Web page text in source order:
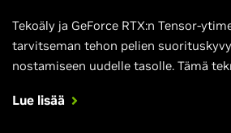
Tekoäly ja GeForce RTX:n Tensor-
tarvitseman tehon pelien
nostamiseen uudelle tasolle. Tämä
saadaan myöhemmin tällä viikolla.
Lue lisää